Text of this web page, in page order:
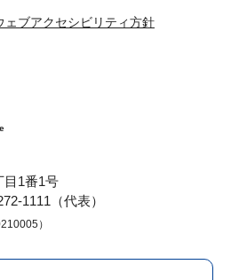
ェブアクセシビリティ方針
目1番1号
1111（代表）
）